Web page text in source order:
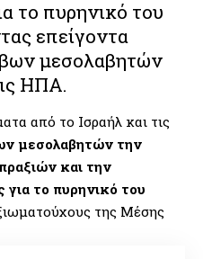
το πυρηνικό του
επείγοντα
μεσολαβητών
ΗΠΑ.
από το Ισραήλ και τις
μεσολαβητών την
και την
για το πυρηνικό του
της Μέσης